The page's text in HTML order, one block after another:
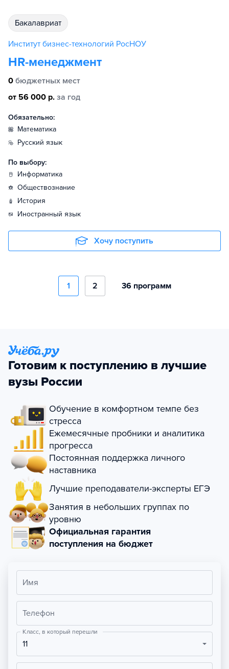
бакалавриат
Институт бизнес-технологий РосНОУ
HR-менеджмент
0 бюджетных мест
от 56 000 р. за год
Обязательно:
математика
русский язык
По выбору:
информатика
обществознание
история
иностранный язык
Хочу поступить
1 2 36 программ
Готовим к поступлению в лучшие
вузы России
Обучение в комфортном темпе без
стресса
Ежемесячные пробники и аналитика
прогресса
Постоянная поддержка личного
наставника
Лучшие преподаватели-эксперты ЕГЭ
Занятия в небольших группах по
уровню
Официальная гарантия
поступления на бюджет
Имя
Телефон
Класс, в который перешли
11